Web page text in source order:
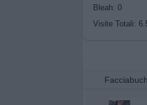
Bleah: 0
Visite Totali: